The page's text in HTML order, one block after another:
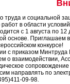
труда и социальной
в области
с 1 августа по
основе. Приглашаем
конкурсе!
с приказом
о взаимодействии,
направлять по
09-98.